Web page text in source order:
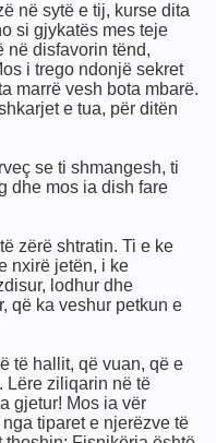
në sytë e tij, kurse dita
si gjykatës mes teje
në disfavorin tënd,
i trego ndonjë sekret
marrë vesh bota mbarë.
e tua, për ditën
se ti shmangesh, ti
dhe mos ia dish fare
zërë shtratin. Ti e ke
nxirë jetën, i ke
lodhur dhe
që ka veshur petkun e
të hallit, që vuan, që e
Lëre ziliqarin në të
gjetur! Mos ia vër
tiparet e njerëzve të